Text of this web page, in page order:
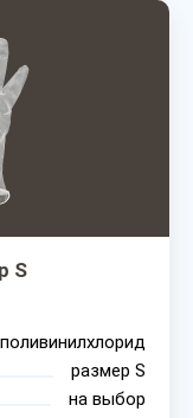
S
поливинилхлорид
размер S
на выбор